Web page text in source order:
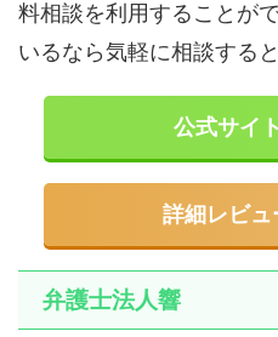
料相談を利用することが
いるなら気軽に相談する
公式サイ
詳細レビュ
弁護士法人響